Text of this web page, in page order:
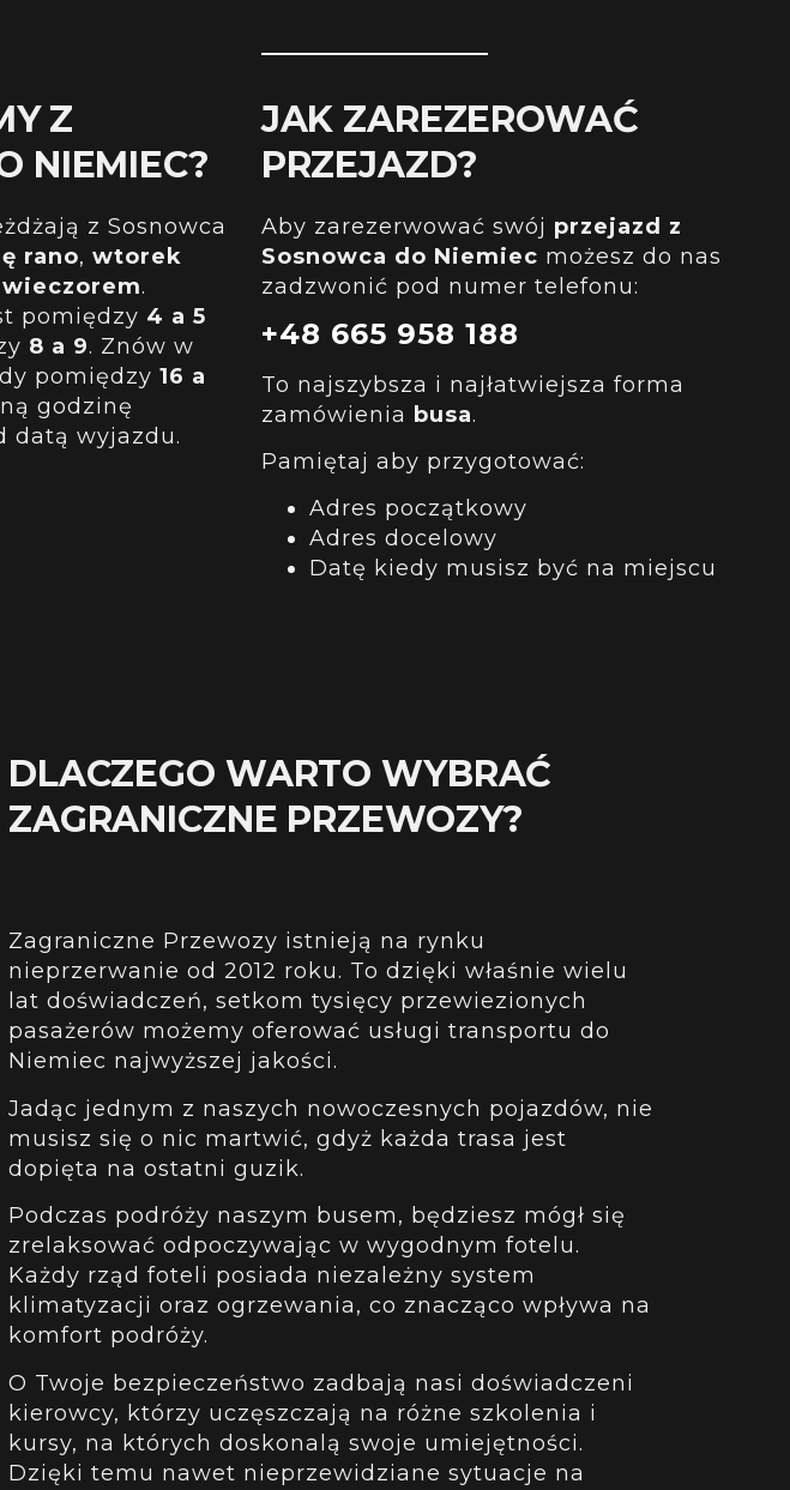
Z
NIEMIEC?
z Sosnowca
rano, wtorek
.
pomiędzy 4 a 5
8 a 9. Znów w
pomiędzy 16 a
godzinę
datą wyjazdu.
JAK ZAREZEROWAĆ
PRZEJAZD?
Aby zarezerwować swój przejazd z
Sosnowca do Niemiec możesz do nas
zadzwonić pod numer telefonu:
+48 665 958 188
To najszybsza i najłatwiejsza forma
zamówienia busa.
Pamiętaj aby przygotować:
Adres początkowy
Adres docelowy
Datę kiedy musisz być na miejscu
DLACZEGO WARTO WYBRAĆ
ZAGRANICZNE PRZEWOZY?
Zagraniczne Przewozy istnieją na rynku
nieprzerwanie od 2012 roku. To dzięki właśnie wielu
lat doświadczeń, setkom tysięcy przewiezionych
pasażerów możemy oferować usługi transportu do
Niemiec najwyższej jakości.
Jadąc jednym z naszych nowoczesnych pojazdów, nie
musisz się o nic martwić, gdyż każda trasa jest
dopięta na ostatni guzik.
Podczas podróży naszym busem, będziesz mógł się
zrelaksować odpoczywając w wygodnym fotelu.
Każdy rząd foteli posiada niezależny system
klimatyzacji oraz ogrzewania, co znacząco wpływa na
komfort podróży.
O Twoje bezpieczeństwo zadbają nasi doświadczeni
kierowcy, którzy uczęszczają na różne szkolenia i
kursy, na których doskonalą swoje umiejętności.
Dzięki temu nawet nieprzewidziane sytuacje na